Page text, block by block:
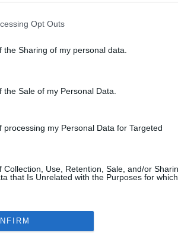
Opt Outs
the Sharing of my personal data.
Sale of my Personal Data.
processing my Personal Data for Targeted
Collection, Use, Retention, Sale, and/or
that Is Unrelated with the Purposes for
viajeros procedentes de Italia tras el rechazo de
"No aceptamos imposiciones"
comunidades que no acojan a los menores